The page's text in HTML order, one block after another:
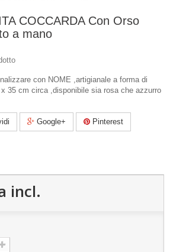
COCCARDA Con Orso
a mano
con NOME ,artigianale a forma di
35 cm circa ,disponibile sia rosa che azzurro
Google+ Pinterest
incl.